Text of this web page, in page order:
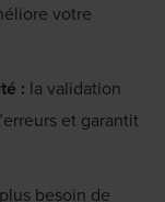
votre
: la validation
et garantit
plus besoin de